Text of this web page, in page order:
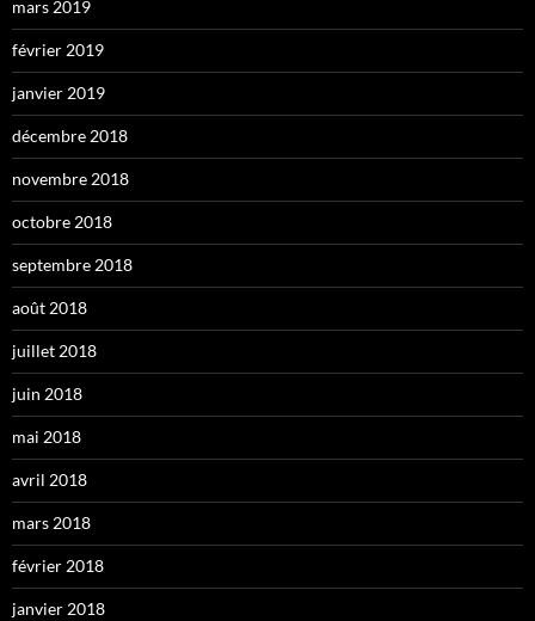
mars 2019
février 2019
janvier 2019
décembre 2018
novembre 2018
octobre 2018
septembre 2018
août 2018
juillet 2018
juin 2018
mai 2018
avril 2018
mars 2018
février 2018
janvier 2018